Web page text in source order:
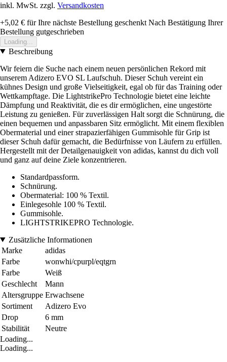
inkl. MwSt. zzgl. Versandkosten
+5,02 € für Ihre nächste Bestellung geschenkt Nach Bestätigung Ihrer
Bestellung gutgeschrieben
Loading...
Beschreibung
Wir feiern die Suche nach einem neuen persönlichen Rekord mit
unserem Adizero EVO SL Laufschuh. Dieser Schuh vereint ein
kühnes Design und große Vielseitigkeit, egal ob für das Training oder
Wettkampftage. Die LightstrikePro Technologie bietet eine leichte
Dämpfung und Reaktivität, die es dir ermöglichen, eine ungestörte
Leistung zu genießen. Für zuverlässigen Halt sorgt die Schnürung, die
einen bequemen und anpassbaren Sitz ermöglicht. Mit einem flexiblen
Obermaterial und einer strapazierfähigen Gummisohle für Grip ist
dieser Schuh dafür gemacht, die Bedürfnisse von Läufern zu erfüllen.
Hergestellt mit der Detailgenauigkeit von adidas, kannst du dich voll
und ganz auf deine Ziele konzentrieren.
Standardpassform.
Schnürung.
Obermaterial: 100 % Textil.
Einlegesohle 100 % Textil.
Gummisohle.
LIGHTSTRIKEPRO Technologie.
Zusätzliche Informationen
Marke
adidas
Farbe
wonwhi/cpurpl/eqtgrn
Farbe
Weiß
Geschlecht
Mann
Altersgruppe Erwachsene
Sortiment
Adizero Evo
Drop
6 mm
Stabilität
Neutre
Loading...
Loading...